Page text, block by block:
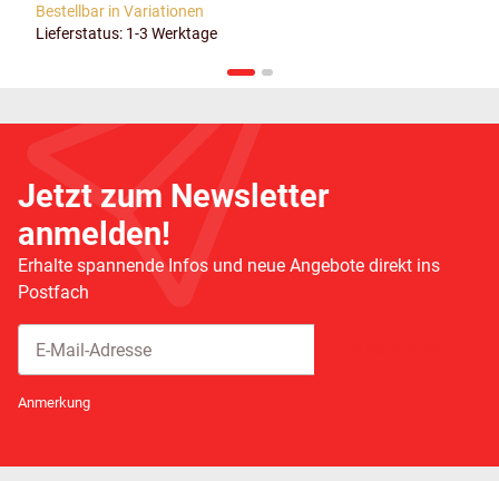
Bestellbar in Variationen
Lieferstatus: 1-3 Werktage
Jetzt zum Newsletter
anmelden!
Erhalte spannende Infos und neue Angebote direkt ins
Postfach
Anmerkung